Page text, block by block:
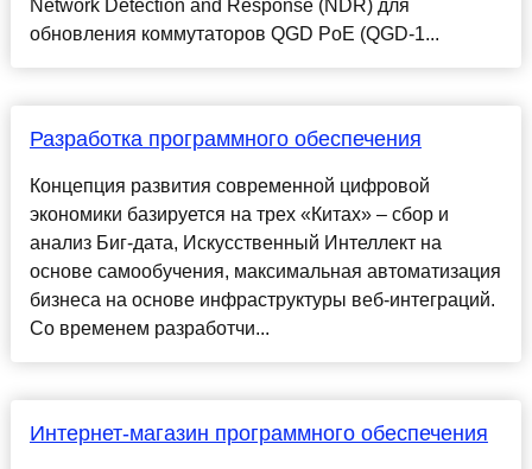
Network Detection and Response (NDR) для
обновления коммутаторов QGD PoE (QGD-1...
Разработка программного обеспечения
Концепция развития современной цифровой
экономики базируется на трех «Китах» – сбор и
анализ Биг-дата, Искусственный Интеллект на
основе самообучения, максимальная автоматизация
бизнеса на основе инфраструктуры веб-интеграций.
Со временем разработчи...
Интернет-магазин программного обеспечения